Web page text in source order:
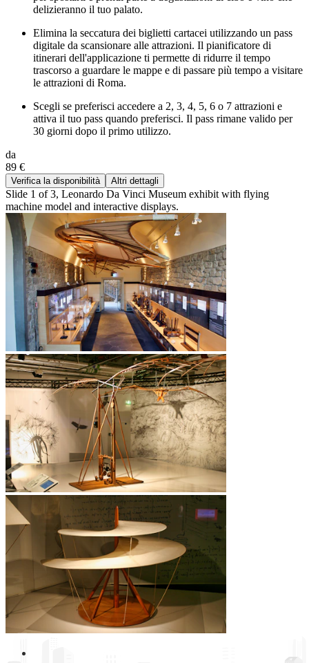
delizieranno il tuo palato.
Elimina la seccatura dei biglietti cartacei utilizzando un pass
digitale da scansionare alle attrazioni. Il pianificatore di
itinerari dell'applicazione ti permette di ridurre il tempo
trascorso a guardare le mappe e di passare più tempo a visitare
le attrazioni di Roma.
Scegli se preferisci accedere a 2, 3, 4, 5, 6 o 7 attrazioni e
attiva il tuo pass quando preferisci. Il pass rimane valido per
30 giorni dopo il primo utilizzo.
da
89 €
Verifica la disponibilità Altri dettagli
Slide 1 of 3, Leonardo Da Vinci Museum exhibit with flying
machine model and interactive displays.